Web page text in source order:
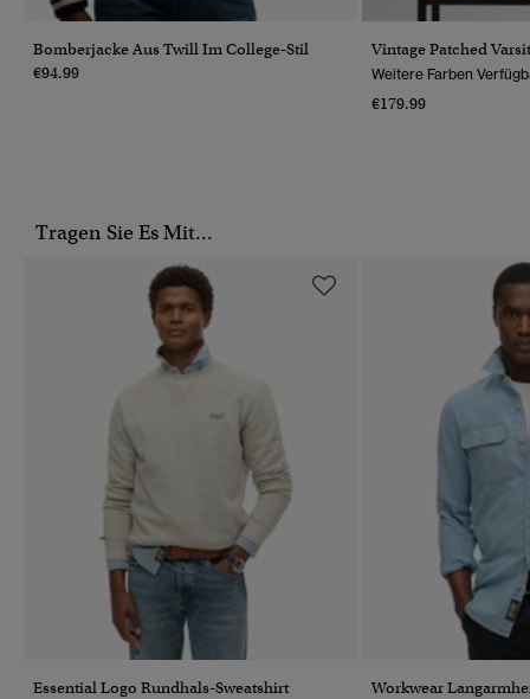
Bomberjacke Aus Twill Im College-Stil
€94.99
Vintage Patched
Weitere Farben
€179.99
Tragen Sie Es Mit...
Essential Logo Rundhals-Sweatshirt Workwear